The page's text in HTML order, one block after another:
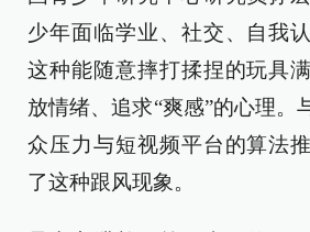
少年面临学业、社交、自我
这种能随意摔打揉捏的玩具
放情绪、追求“爽感”的心理。
众压力与短视频平台的算法
了这种跟风现象。